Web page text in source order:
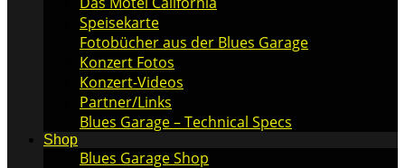
Speisekarte
Fotobücher aus der Blues Garage
Konzert Fotos
Konzert-Videos
Partner/Links
Blues Garage – Technical Specs
Shop
Blues Garage Shop